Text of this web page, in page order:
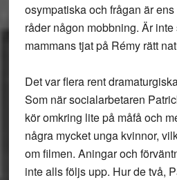
osympatiska och frågan är
råder någon mobbning. Är inte
mammans tjat på Rémy rätt
Det var flera rent
Som när socialarbetaren
kör omkring lite på måfå och
några mycket unga kvinnor,
om filmen. Aningar och
inte alls följs upp. Hur de två,